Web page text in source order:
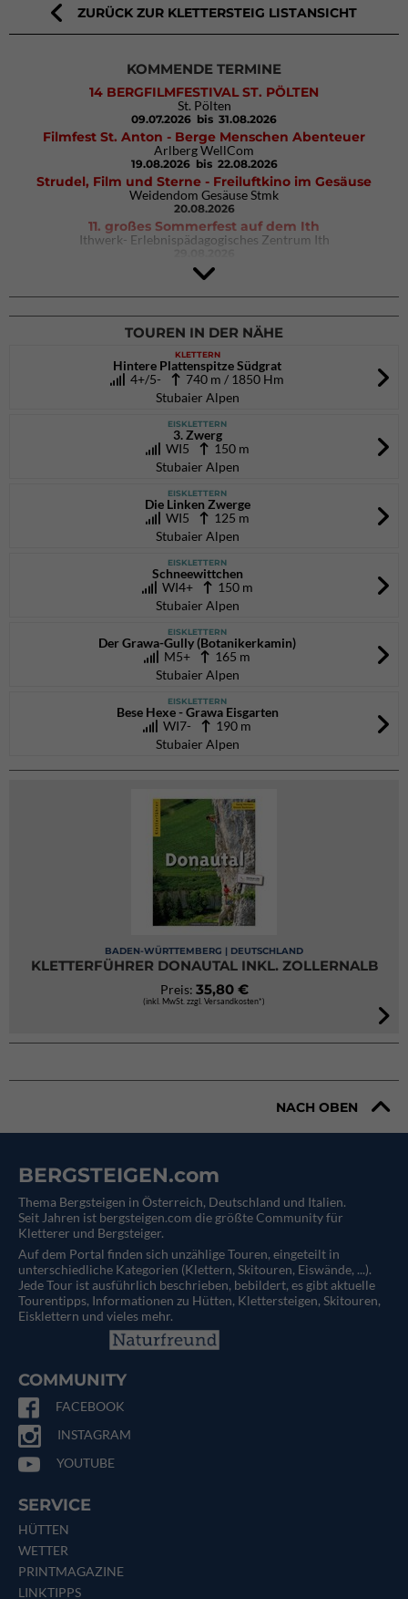
ZURÜCK ZUR KLETTERSTEIG LISTANSICHT
KOMMENDE TERMINE
14 BERGFILMFESTIVAL ST. PÖLTEN
St. Pölten
09.07.2026 bis 31.08.2026
Filmfest St. Anton - Berge Menschen Abenteuer
Arlberg WellCom
19.08.2026 bis 22.08.2026
Strudel, Film und Sterne - Freiluftkino im Gesäuse
Weidendom Gesäuse Stmk
20.08.2026
11. großes Sommerfest auf dem Ith
Ithwerk- Erlebnispädagogisches Zentrum Ith
4Blocs KIDS 2026
DAV Kletter- & Boulderzentrum München Süd (Thalkirchen)
26.09.2026
TOUREN IN DER NÄHE
KLETTERN
Hintere Plattenspitze Südgrat
4+/5-
740 m / 1850 Hm
Stubaier Alpen
EISKLETTERN
3. Zwerg
WI5 150 m
Stubaier Alpen
EISKLETTERN
Die Linken Zwerge
WI5 125 m
Stubaier Alpen
EISKLETTERN
Schneewittchen
WI4+ 150 m
Stubaier Alpen
EISKLETTERN
Der Grawa-Gully (Botanikerkamin)
M5+
165 m
Stubaier Alpen
EISKLETTERN
Bese Hexe - Grawa Eisgarten
WI7-
190 m
Stubaier Alpen
BADEN-WÜRTTEMBERG | DEUTSCHLAND
KLETTERFÜHRER DONAUTAL INKL. ZOLLERNALB
Preis: 35,80 €
(inkl. MwSt. zzgl. Versandkosten*)
NACH OBEN
BERGSTEIGEN.com
Thema Bergsteigen in Österreich, Deutschland und Italien.
Seit Jahren ist bergsteigen.com die größte Community für
Kletterer und Bergsteiger.
Auf dem Portal finden sich unzählige Touren, eingeteilt in
unterschiedliche Kategorien (Klettern, Skitouren, Eiswände, ...).
Jede Tour ist ausführlich beschrieben, bebildert, es gibt aktuelle
Tourentipps, Informationen zu Hütten, Klettersteigen, Skitouren,
Eisklettern und vieles mehr.
COMMUNITY
FACEBOOK
INSTAGRAM
YOUTUBE
SERVICE
HÜTTEN
WETTER
PRINTMAGAZINE
LINKTIPPS